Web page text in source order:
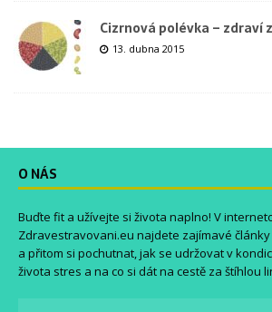
Cizrnová polévka – zdraví
13. dubna 2015
O NÁS
Buďte fit a užívejte si života naplno! V
Zdravestravovani.eu najdete zajímavé
a přitom si pochutnat, jak se udržovat v
života stres a na co si dát na cestě za štíhlou